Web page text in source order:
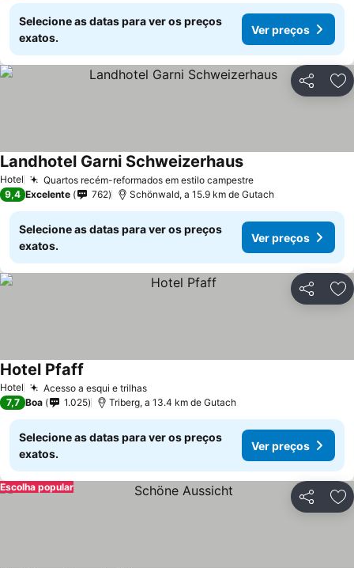
Selecione as datas para ver os preços
exatos.
Ver preços
Partilhar
Hotel Quartos recém-reformados em estilo campestre
Landhotel Garni Schweizerhaus
9,4 Excelente 762 Schönwald, a 15.9 km de Gutach
Selecione as datas para ver os preços
exatos.
Ver preços
Partilhar
Hotel Acesso a esqui e trilhas
Hotel Pfaff
7,7 Boa 1.025 Triberg, a 13.4 km de Gutach
Selecione as datas para ver os preços
exatos.
Ver preços
Partilhar
Escolha popular